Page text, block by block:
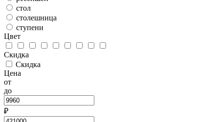
стол
столешница
ступени
Цвет
Скидка
Скидка
Цена
от
до
₽